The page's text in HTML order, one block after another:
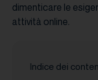
dimenticare le
attività online.
Indice dei